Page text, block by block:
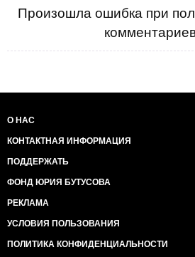
Произошла ошибка при
О НАС
КОНТАКТНАЯ ИНФОРМАЦИЯ
ПОДДЕРЖАТЬ
ФОНД ЮРИЯ БУТУСОВА
РЕКЛАМА
УСЛОВИЯ ПОЛЬЗОВАНИЯ
ПОЛИТИКА КОНФИДЕНЦИАЛЬНОСТИ